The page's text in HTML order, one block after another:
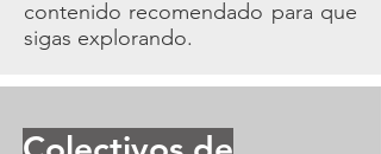
contenido recomendado para que
sigas explorando.